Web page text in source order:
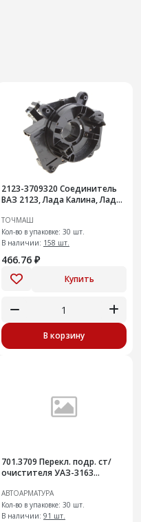
2123-3709320 Соединитель
ВАЗ 2123, Лада Калина, Лада
ТОЧМАШ
Кол-во в упаковке: 30 шт.
В наличии: 158 шт.
466.76 ₽
Купить
В корзину
701.3709 Перекл. подр. ст/
очистителя УАЗ-3163
АВТОАРМАТУРА
Кол-во в упаковке: 30 шт.
В наличии: 91 шт.